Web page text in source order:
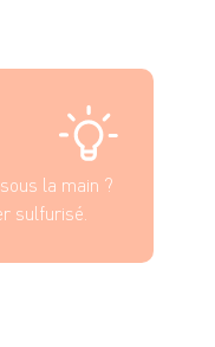
à former une
avec un pic si
une plaque
accompagné de
la main ?
sulfurisé.